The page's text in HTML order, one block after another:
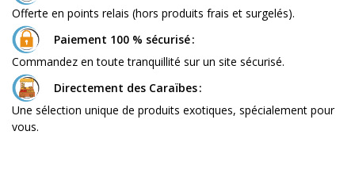
Offerte en points relais (hors produits frais et surgelés).
Paiement 100 % sécurisé
Commandez en toute tranquillité sur un site sécurisé.
Directement des Caraïbes
Une sélection unique de produits exotiques, spécialement pour
vous.